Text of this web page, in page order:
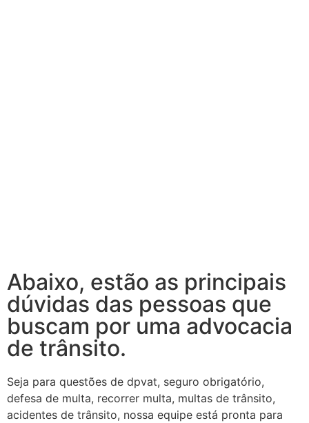
Abaixo, estão as principais
dúvidas das pessoas que
buscam por uma advocacia
de trânsito.
Seja para questões de dpvat, seguro obrigatório,
defesa de multa, recorrer multa, multas de trânsito,
acidentes de trânsito, nossa equipe está pronta para